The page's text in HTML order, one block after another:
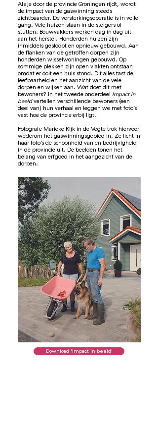
Als je door de provincie Groningen rijdt, wordt
de impact van de gaswinning steeds
zichtbaarder. De versterkingsoperatie is in volle
gang. Vele huizen staan in de steigers of
stutten. Bouwvakkers werken dag in dag uit
aan het herstel. Honderden huizen zijn
inmiddels gesloopt en opnieuw gebouwd. Aan
de flanken van de getroffen dorpen zijn
honderden wisselwoningen gebouwd. Op
sommige plekken zijn open vlakten ontstaan
omdat er ooit een huis stond. Dit alles tast de
leefbaarheid en het aanzicht van de vele
dorpen en wijken aan. Wat doet dit met
bewoners? In het tweede onderdeel Impact in
beeldvertellen verschillende bewoners (een
deel van) hun verhaal en leggen we met foto’s
vast hoe de provincie erbij ligt.
Fotografe Marieke Kijk in de Vegte trok hiervoor
wederom het gaswinningsgebied in. Ze licht in
haar foto’s de schoonheid van en bedrijvigheid
in de provincie uit. De beelden tonen het
belang van erfgoed in het aangezicht van de
dorpen.
Download 'Impact in beeld'